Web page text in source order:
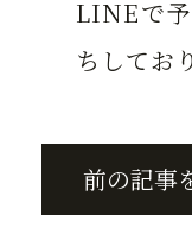
LINEで
ちしてお
前の記事